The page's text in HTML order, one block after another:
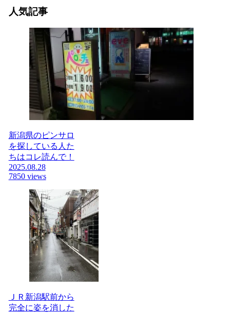
人気記事
新潟県のピンサロ
を探している人た
ちはコレ読んで！
2025.08.28
7850 views
ＪＲ新潟駅前から
完全に姿を消した